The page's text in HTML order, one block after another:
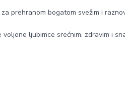
prehranom bogatom svežim i
voljene ljubimce srećnim, zdravim i